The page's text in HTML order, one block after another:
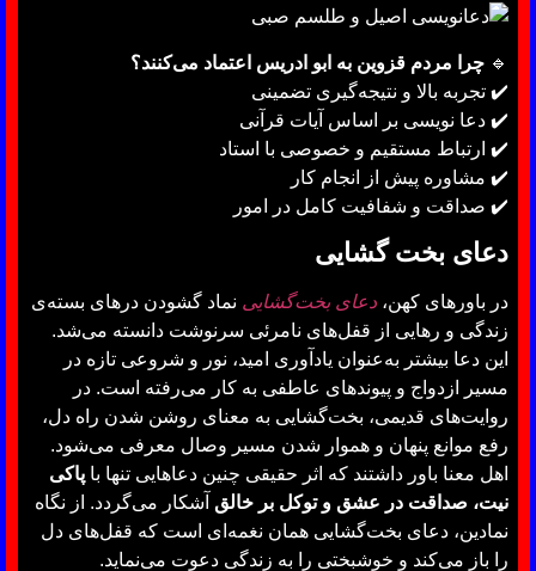
🔹 چرا مردم قزوین به ابو ادریس اعتماد می‌کنند؟
✔️ تجربه بالا و نتیجه‌گیری تضمینی
✔️ دعا نویسی بر اساس آیات قرآنی
✔️ ارتباط مستقیم و خصوصی با استاد
✔️ مشاوره پیش از انجام کار
✔️ صداقت و شفافیت کامل در امور
دعای بخت‌ گشایی
در باورهای کهن، دعای بخت‌گشایی نماد گشودن درهای بسته‌ی
زندگی و رهایی از قفل‌های نامرئی سرنوشت دانسته می‌شد.
این دعا بیشتر به‌عنوان یادآوری امید، نور و شروعی تازه در
مسیر ازدواج و پیوندهای عاطفی به کار می‌رفته است. در
روایت‌های قدیمی، بخت‌گشایی به معنای روشن شدن راه دل،
رفع موانع پنهان و هموار شدن مسیر وصال معرفی می‌شود.
اهل معنا باور داشتند که اثر حقیقی چنین دعاهایی تنها با پاکی
نیت، صداقت در عشق و توکل بر خالق آشکار می‌گردد. از نگاه
نمادین، دعای بخت‌گشایی همان نغمه‌ای است که قفل‌های دل
را باز می‌کند و خوشبختی را به زندگی دعوت می‌نماید.